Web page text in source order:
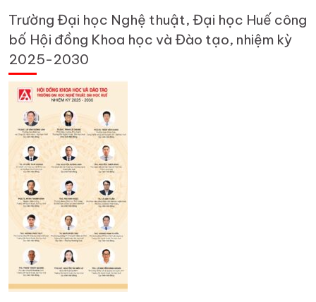
Trường Đại học Nghệ thuật, Đại học Huế công
bố Hội đồng Khoa học và Đào tạo, nhiệm kỳ
2025-2030